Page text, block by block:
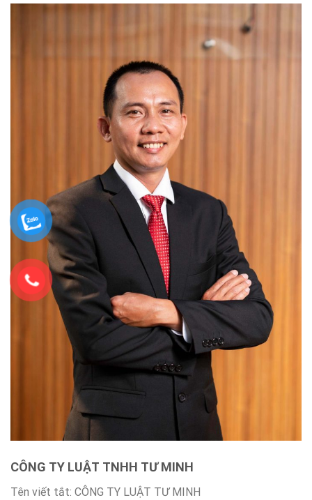
CÔNG TY LUẬT TNHH TƯ MINH
Tên viết tắt: CÔNG TY LUẬT TƯ MINH